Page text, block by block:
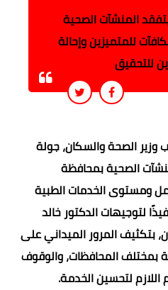
المنشآت الصحية
للمتميزين وإحالة
للتحقيق
وزير الصحة والسكان، جولة
الصحية بمحافظة
ومستوى الخدمات الطبية
لتوجيهات الدكتور خالد
بتكثيف المرور الميداني على
بمختلف المحافظات، والوقوف
لتحسين الخدمة.